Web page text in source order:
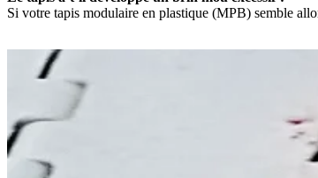
Si votre tapis modulaire en plastique (MPB) semble